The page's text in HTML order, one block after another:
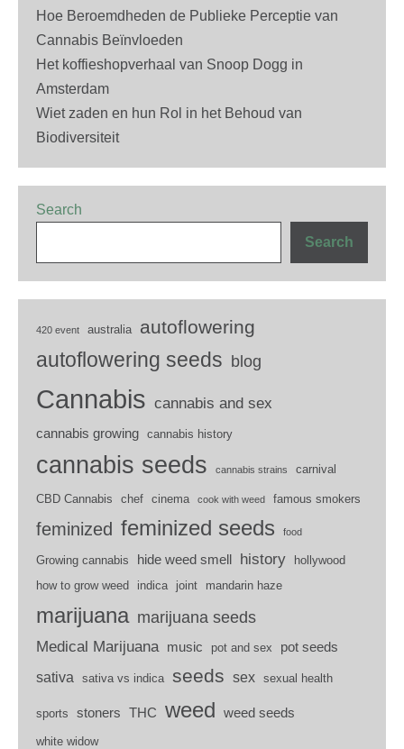
Hoe Beroemdheden de Publieke Perceptie van
Cannabis Beïnvloeden
Het koffieshopverhaal van Snoop Dogg in
Amsterdam
Wiet zaden en hun Rol in het Behoud van
Biodiversiteit
Search
Search
420 event australia autoflowering
autoflowering seeds blog
Cannabis cannabis and sex
cannabis growing cannabis history
cannabis seeds cannabis strains carnival
CBD Cannabis chef cinema cook with weed famous smokers
feminized feminized seeds food
Growing cannabis hide weed smell history
hollywood
how to grow weed
indica joint mandarin haze
marijuana marijuana seeds
Medical Marijuana
music pot and sex pot seeds
sativa sativa vs indica seeds sex sexual health
sports stoners THC weed weed seeds
white widow